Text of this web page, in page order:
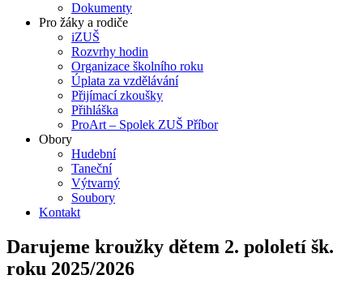
Dokumenty
Pro žáky a rodiče
iZUŠ
Rozvrhy hodin
Organizace školního roku
Úplata za vzdělávání
Přijímací zkoušky
Přihláška
ProArt – Spolek ZUŠ Příbor
Obory
Hudební
Taneční
Výtvarný
Soubory
Kontakt
Darujeme kroužky dětem 2. pololetí šk.
roku 2025/2026